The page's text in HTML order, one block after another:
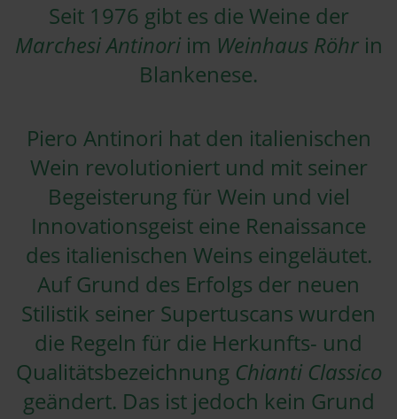
Seit 1976 gibt es die Weine der
Marchesi Antinoriim Weinhaus Röhrin
Blankenese.
Piero Antinori hat den italienischen
Wein revolutioniert und mit seiner
Begeisterung für Wein und viel
Innovationsgeist eine Renaissance
des italienischen Weins eingeläutet.
Auf Grund des Erfolgs der neuen
Stilistik seiner Supertuscans wurden
die Regeln für die Herkunfts- und
Qualitätsbezeichnung Chianti Classico
geändert. Das ist jedoch kein Grund